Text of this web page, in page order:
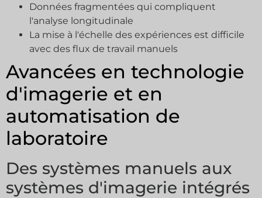
Données fragmentées qui compliquent
l'analyse longitudinale
La mise à l'échelle des expériences est difficile
avec des flux de travail manuels
Avancées en technologie
d'imagerie et en
automatisation de
laboratoire
Des systèmes manuels aux
systèmes d'imagerie intégrés